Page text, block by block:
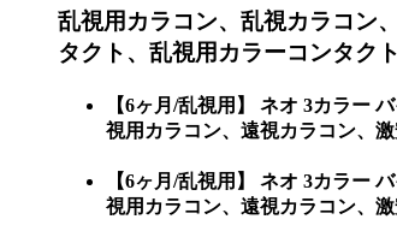
乱視用カラコン、乱視カラコン
タクト、乱視用カラーコンタク
【6ヶ月/乱視用】 ネオ 3カラー
視用カラコン、遠視カラコン、
【6ヶ月/乱視用】 ネオ 3カラー
視用カラコン、遠視カラコン、